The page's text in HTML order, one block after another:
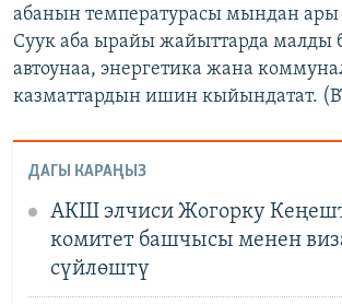
абанын температурасы мындан ары
Суук аба ырайы жайыттарда малды
автоунаа, энергетика жана
казматтардын ишин кыйындатат.
ДАГЫ КАРАҢЫЗ
АКШ элчиси Жогорку
комитет башчысы менен
сүйлөштү